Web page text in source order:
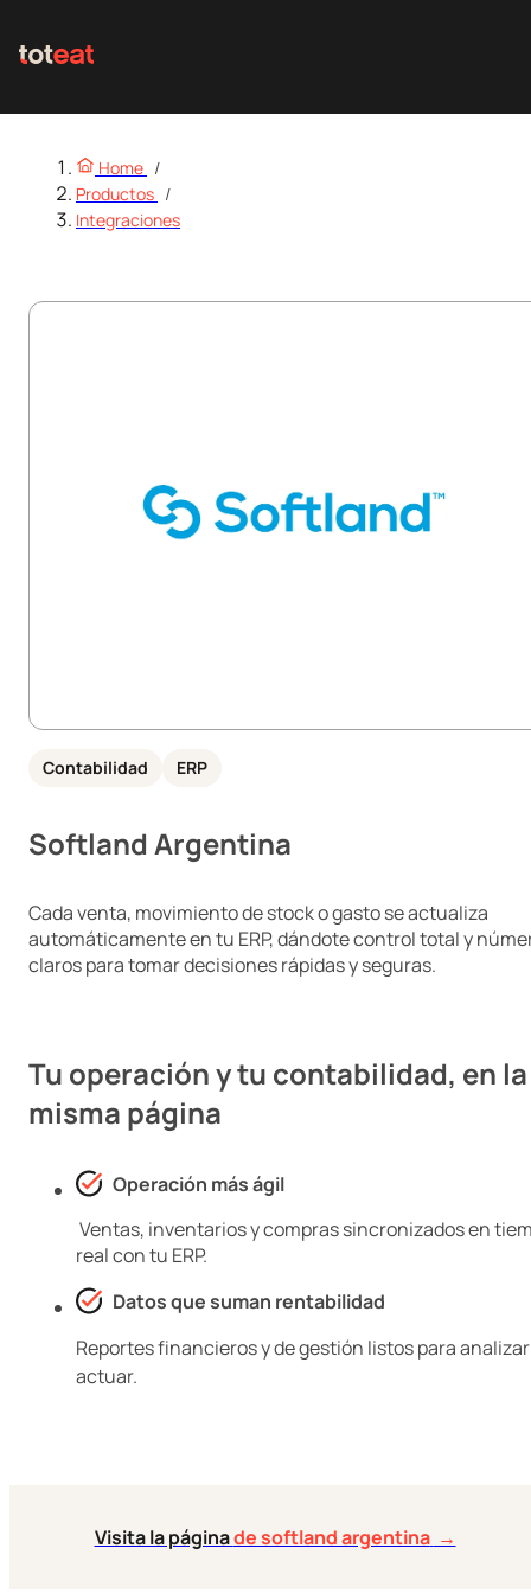
Home /
Productos /
Integraciones
Contabilidad ERP
Softland Argentina
Cada venta, movimiento de stock o gasto se actualiza
automáticamente en tu ERP, dándote control total y
claros para tomar decisiones rápidas y seguras.
Tu operación y tu contabilidad, en la
misma página
Operación más ágil
Ventas, inventarios y compras sincronizados en
real con tu ERP.
Datos que suman rentabilidad
Reportes financieros y de gestión listos para
actuar.
Visita la páginade softland argentina →